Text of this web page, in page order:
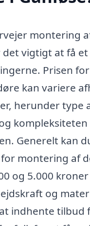
montering
det vigtigt at få
Prisen
kan variere
herunder type
kompleksiteten
Generelt kan
montering af
og 5.000
og
indhente tilbud